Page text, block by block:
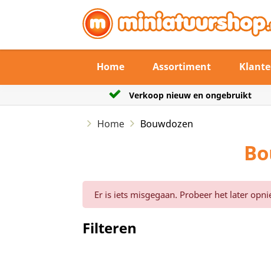
Home Assortiment
De verzendtermijn max 3
Home Bouwdozen
Er is iets misgegaan. Probeer het later
Filteren